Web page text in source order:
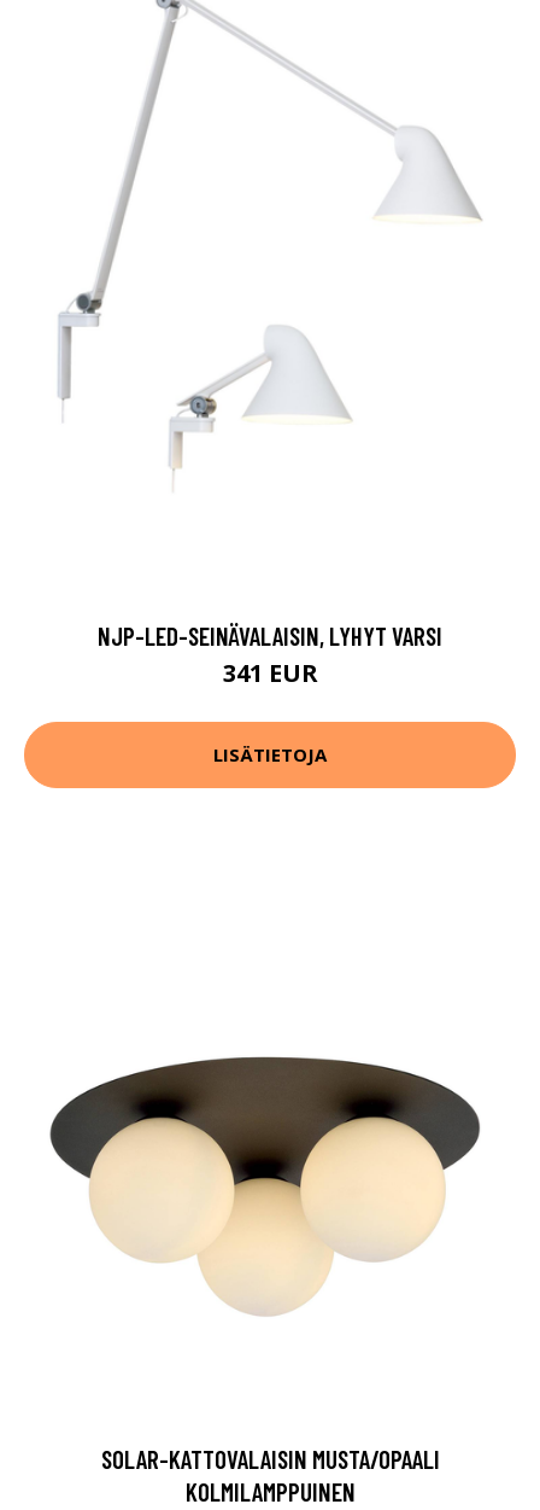
NJP-LED-SEINÄVALAISIN, LYHYT VARSI
341 EUR
LISÄTIETOJA
SOLAR-KATTOVALAISIN MUSTA/OPAALI
KOLMILAMPPUINEN